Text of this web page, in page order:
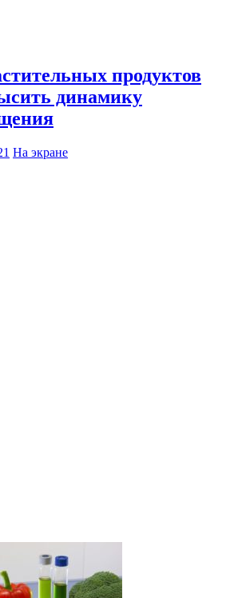
продуктов
динамику
На экране